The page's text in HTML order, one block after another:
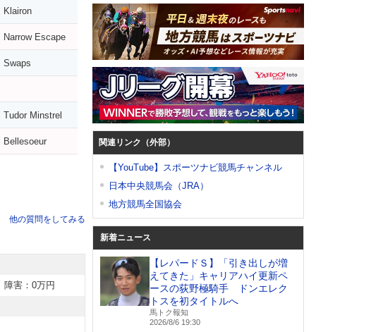
Klairon
Narrow Escape
Swaps
Tudor Minstrel
Bellesoeur
他の質問をしてみる
障害：0万円
関連リンク（外部）
【YouTube】スポーツナビ競馬チャンネル
日本中央競馬会（JRA）
地方競馬全国協会
新着ニュース
【レパードＳ】「引き出しが増
えてきた」キャリアハイ更新ペ
ースの荻野極騎手 ドンエレク
トスを初タイトルへ
馬トク報知
2026/8/6 19:30